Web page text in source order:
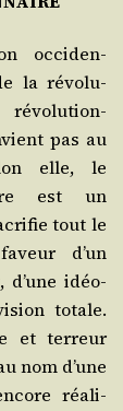
occi­den­
la révo­lu­
pas au
elle, le
est un
tout le
d’un
d’une idéo­
totale.
et ter­reur
nom d’une
réa­li­